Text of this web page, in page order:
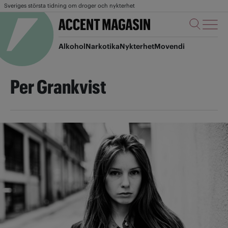
Sveriges största tidning om droger och nykterhet
AlkoholNarkotikaNykterhetMovendi
Per Grankvist